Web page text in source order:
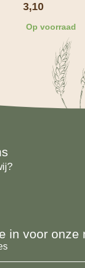
3,10
Op voorraad
in voor onze